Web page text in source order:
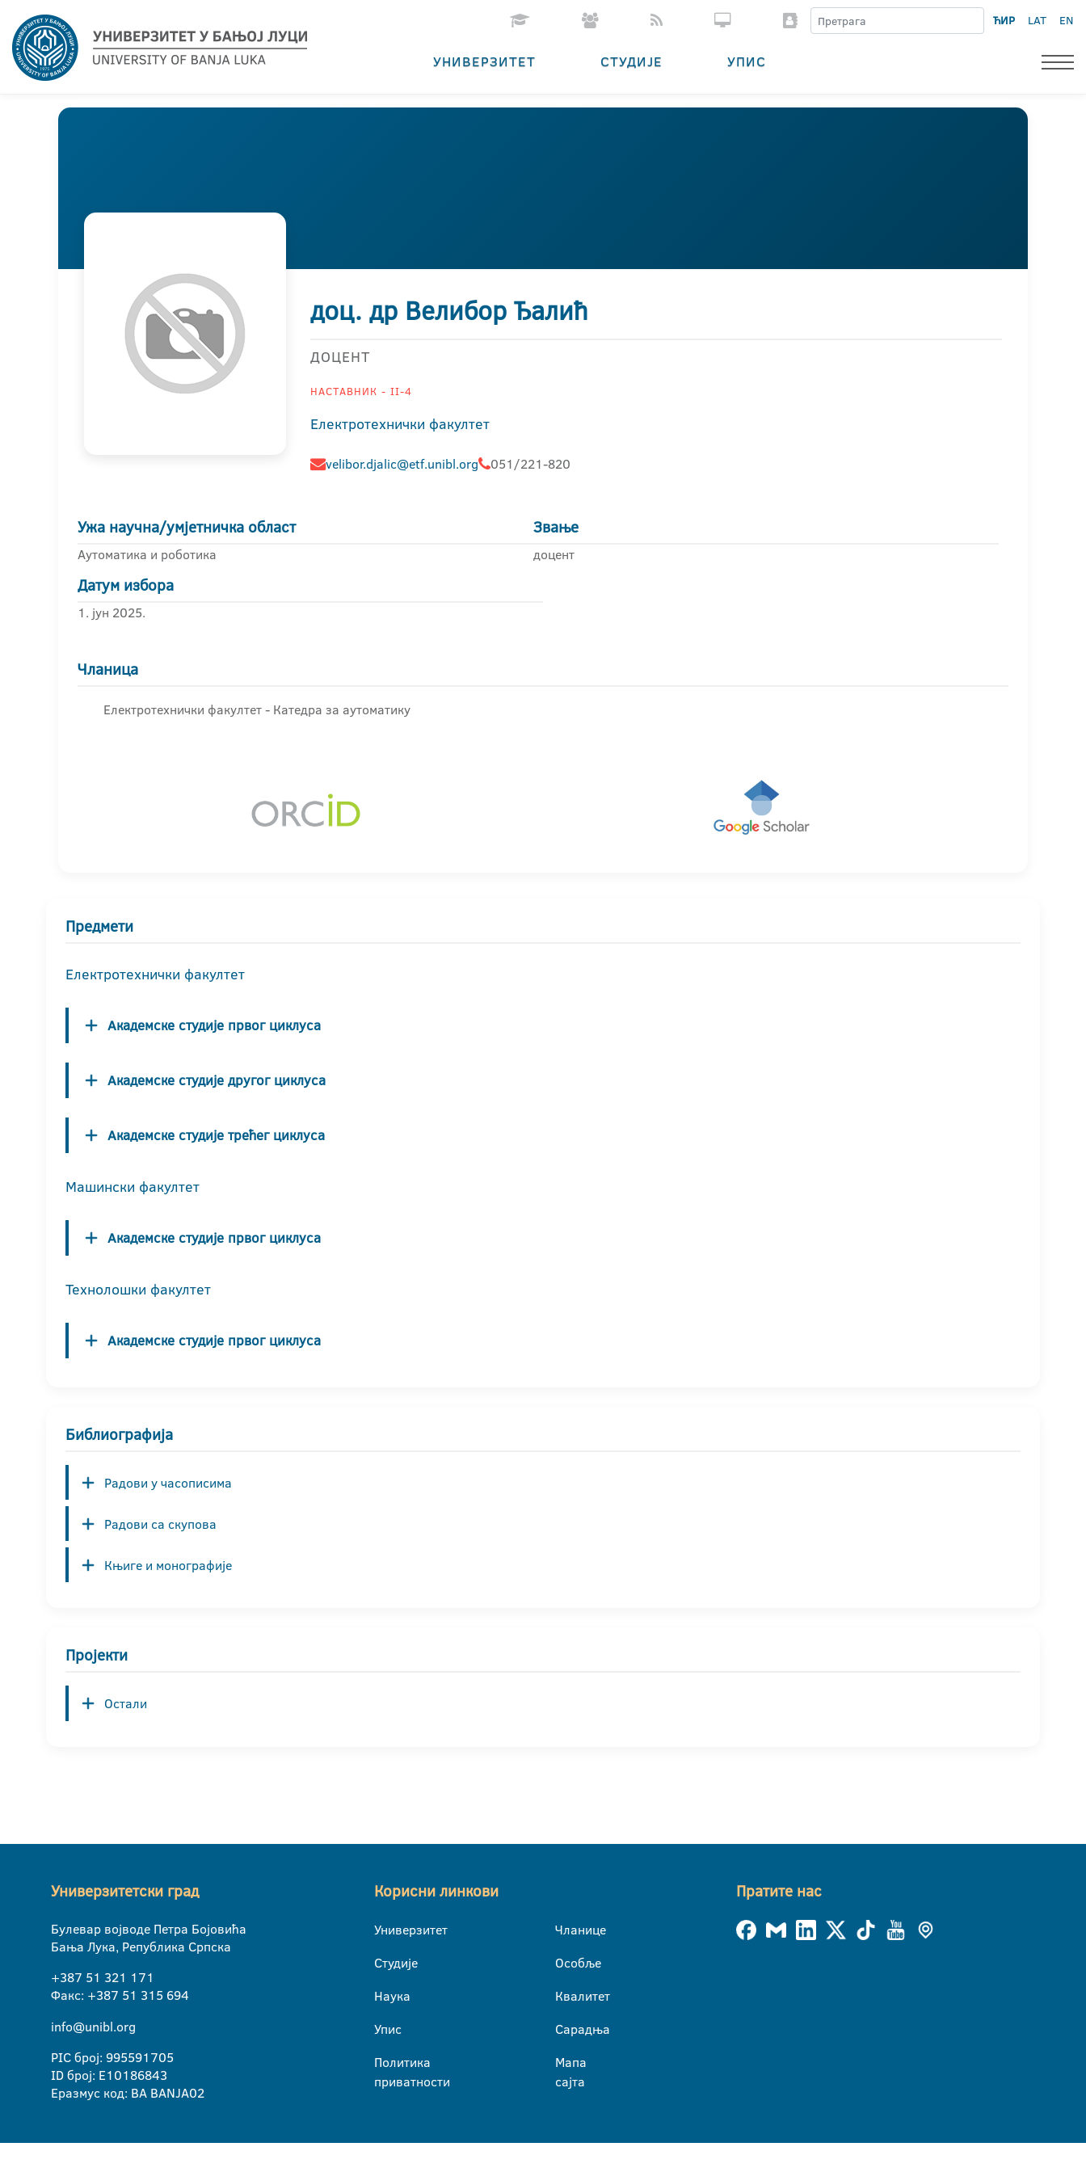
ЋИР LAT EN
УНИВЕРЗИТЕТ СТУДИЈЕ УПИС
доц. др Велибор Ђалић
ДОЦЕНТ
НАСТАВНИК - II-4
Електротехнички факултет
velibor.djalic@etf.unibl.org 051/221-820
Ужа научна/умјетничка област
Аутоматика и роботика
Звање
доцент
Датум избора
1. јун 2025.
Чланица
Електротехнички факултет - Катедра за аутоматику
Предмети
Електротехнички факултет
Академске студије првог циклуса
Академске студије другог циклуса
Академске студије трећег циклуса
Машински факултет
Академске студије првог циклуса
Технолошки факултет
Академске студије првог циклуса
Библиографија
Радови у часописима
Радови са скупова
Књиге и монографије
Пројекти
Остали
Универзитетски град
Булевар војводе Петра Бојовића
Бања Лука, Република Српска
+387 51 321 171
Факс: +387 51 315 694
info@unibl.org
PIC број: 995591705
ID број: E10186843
Еразмус код: BA BANJA02
Корисни линкови
Универзитет
Студије
Наука
Упис
Политика
приватности
Чланице
Особље
Квалитет
Сарадња
Мапа
сајта
Пратите нас